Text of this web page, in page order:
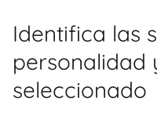
Identifica las
personalidad
seleccionado